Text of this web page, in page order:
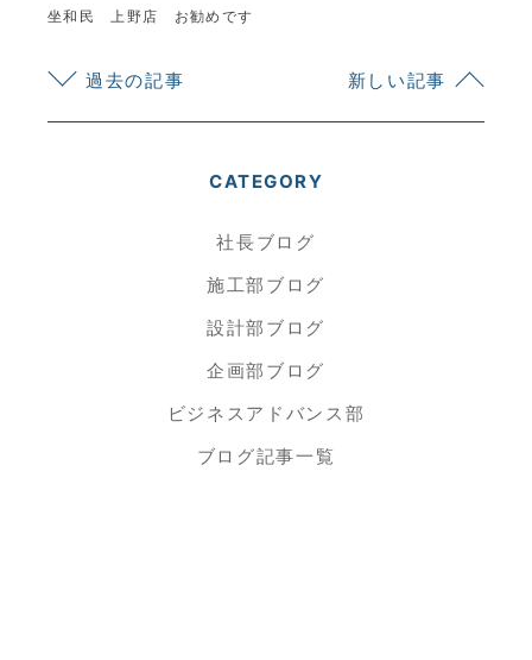
坐和民 上野店 お勧めです
過去の記事 新しい記事
CATEGORY
社長ブログ
施工部ブログ
設計部ブログ
企画部ブログ
ビジネスアドバンス部
ブログ記事一覧